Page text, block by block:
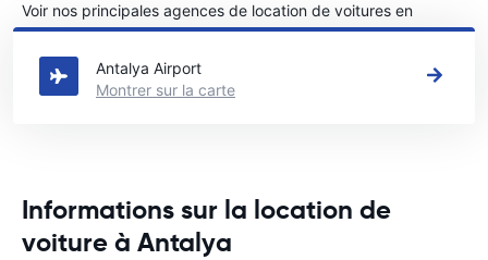
Voir nos principales agences de location de voitures en
Antalya
Antalya Airport
Montrer sur la carte
Informations sur la location de
voiture à Antalya